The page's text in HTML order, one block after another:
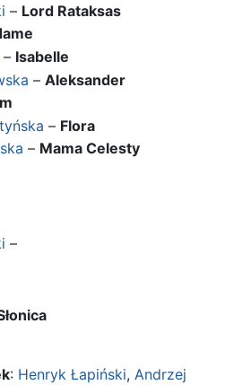
– Lord Rataksas
– Isabelle
– Aleksander
– Flora
– Mama Celesty
–
: Henryk Łapiński, Andrzej